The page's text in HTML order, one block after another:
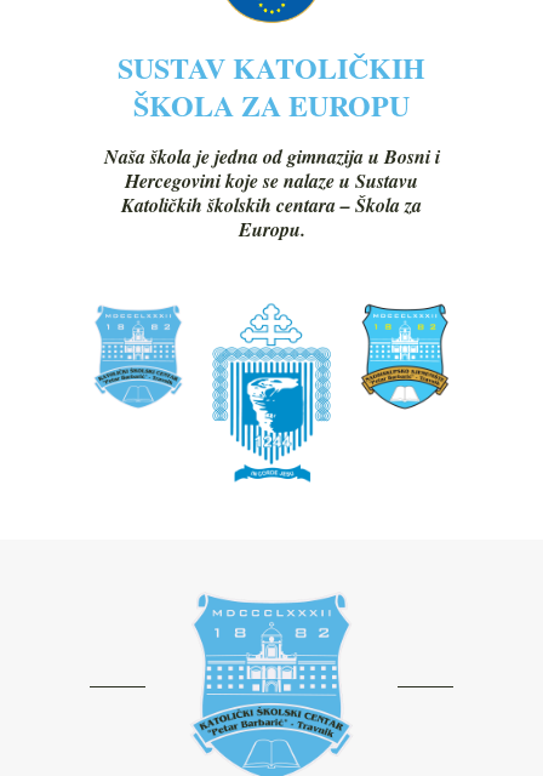
SUSTAV KATOLIČKIH
ŠKOLA ZA EUROPU
Naša škola je jedna od gimnazija u Bosni i
Hercegovini koje se nalaze u Sustavu
Katoličkih školskih centara – Škola za
Europu.